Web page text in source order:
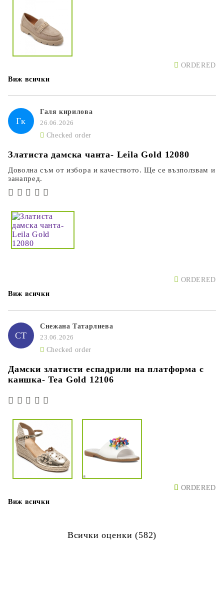
ORDERED
Виж всички
Гк
Галя кирилова
26.06.2026
Checked order
Златиста дамска чанта- Leila Gold 12080
Доволна съм от избора и качеството. Ще се възползвам и
занапред.
ORDERED
Виж всички
СТ
Снежана Татарлиева
23.06.2026
Checked order
Дамски златисти еспадрили на платформа с
каишка- Tea Gold 12106
ORDERED
ORDERED
Виж всички
Всички оценки (582)